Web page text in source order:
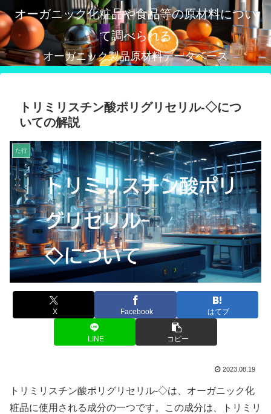
オーガニック化粧品や食品等の原材料につい
て調べられる
オーガニック製品原材料データベース
トリミリスチン酸ポリグリセリル-◇につ
いての解説
た行
X Facebook はてブ
LINE コピー
2023.08.19
トリミリスチン酸ポリグリセリル-◇は、オーガニック化
粧品に使用される成分の一つです。この成分は、トリミリ